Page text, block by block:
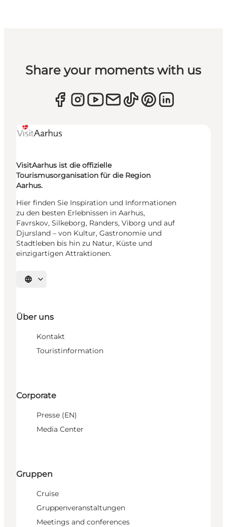
Share your moments with us
VisitAarhus ist die offizielle
Tourismusorganisation für die Region
Aarhus.
Hier finden Sie Inspiration und Informationen
zu den besten Erlebnissen in Aarhus,
Favrskov, Silkeborg, Randers, Viborg und auf
Djursland – von Kultur, Gastronomie und
Stadtleben bis hin zu Natur, Küste und
einzigartigen Attraktionen.
Sprache auswählen
Über uns
Kontakt
Touristinformation
Corporate
Presse (EN)
Media Center
Gruppen
Cruise
Gruppenveranstaltungen
Meetings and conferences